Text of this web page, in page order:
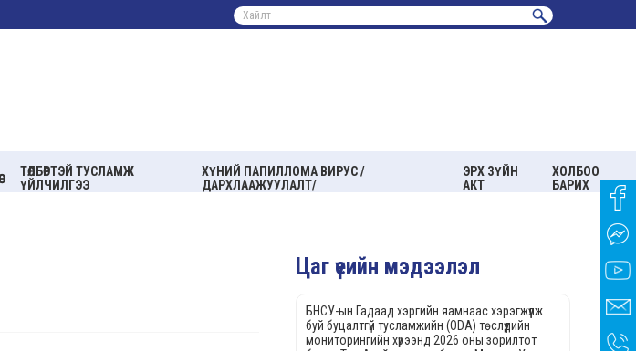
ТӨЛБӨРТЭЙ ТУСЛАМЖ
ҮЙЛЧИЛГЭЭ
ХҮНИЙ ПАПИЛЛОМА ВИРУС /
ДАРХЛААЖУУЛАЛТ/
ЭРХ ЗҮЙН
АКТ
ХОЛБОО
БАРИХ
Цаг үеийн мэдээлэл
БНСУ-ын Гадаад хэргийн яамнаас хэрэгжүүлж
буй буцалтгүй тусламжийн (ODA) төслүүдийн
мониторингийн хүрээнд 2026 оны зорилтот